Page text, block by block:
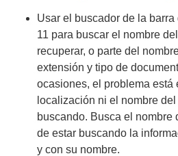
Usar el buscador de la
11 para buscar el nombre
recuperar, o parte del
extensión y tipo de
ocasiones, el problema está
localización ni el nombre
buscando. Busca el nombre
de estar buscando la
y con su nombre.